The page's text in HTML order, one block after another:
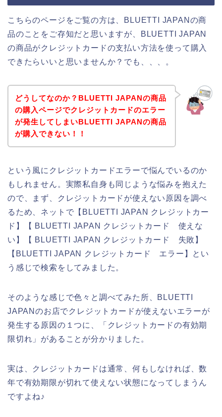
こちらのページをご覧の方は、BLUETTI JAPANの商
品のことをご存知だと思いますが、BLUETTI JAPAN
の商品がクレジットカードの支払い方法を使って購入
できたらいいと思いませんか？でも、、、。
どうしてなのか？BLUETTI JAPANの商品
の購入ページでクレジットカードのエラー
が発生してしまいBLUETTI JAPANの商品
が購入できない！！
という風にクレジットカードエラーで悩んでいるのか
もしれません。実際私自身も同じような悩みを抱えた
ので、まず、クレジットカードが使えない原因を調べ
るため、ネットで【BLUETTI JAPAN クレジットカー
ド】【 BLUETTI JAPAN クレジットカード 使えな
い】【 BLUETTI JAPAN クレジットカード 失敗】
【BLUETTI JAPAN クレジットカード エラー】とい
う感じで検索をしてみました。
そのような感じで色々と調べてみた所、BLUETTI
JAPANのお店でクレジットカードが使えないエラーが
発生する原因の１つに、「クレジットカードの有効期
限切れ」があることが分かりました。
実は、クレジットカードは通常、何もしなければ、数
年で有効期限が切れて使えない状態になってしまうん
ですよね♪